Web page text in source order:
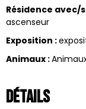
Résidence avec/
ascenseur
Exposition :
Animaux :
Détails